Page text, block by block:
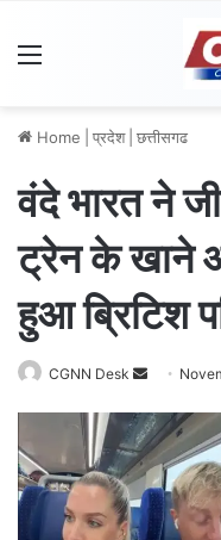
Home प्रदेश छत्तीसगढ
वंदे भारत ने
ट्रेन के खाने
हुआ ब्रिटिश
CGNN Desk
n
d
a